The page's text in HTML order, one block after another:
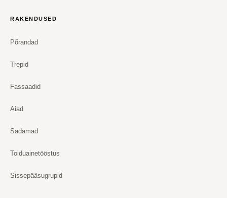
RAKENDUSED
Põrandad
Trepid
Fassaadid
Aiad
Sadamad
Toiduainetööstus
Sissepääsugrupid